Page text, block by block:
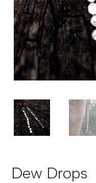
Dew Drops